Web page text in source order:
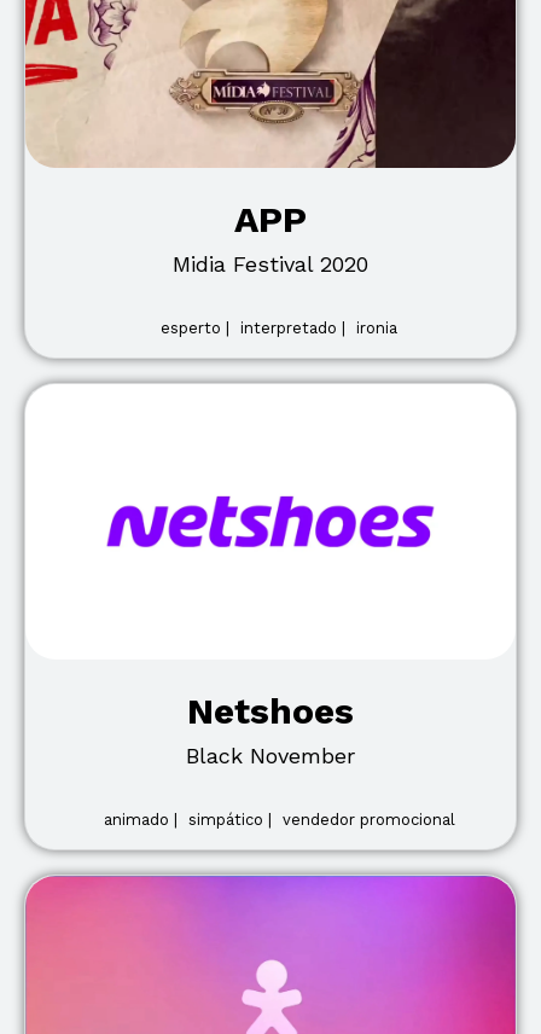
APP
Midia Festival 2020
esperto | interpretado | ironia
Netshoes
Black November
animado | simpático | vendedor promocional